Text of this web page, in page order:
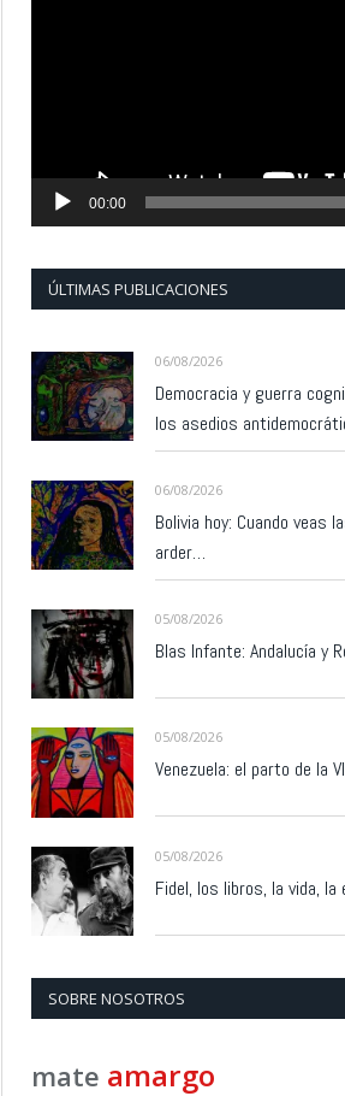
00:00
ÚLTIMAS PUBLICACIONES
06/08/2026
Democracia y guerra
los asedios
06/08/2026
Bolivia hoy: Cuando veas
arder…
05/08/2026
Blas Infante: Andalucía y
05/08/2026
Venezuela: el parto de la
05/08/2026
Fidel, los libros, la vida,
SOBRE NOSOTROS
mate amargo